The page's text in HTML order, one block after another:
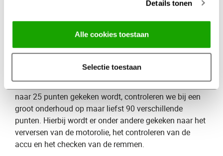
Details tonen
Alle cookies toestaan
Selectie toestaan
specialisten altijd een prijsopgave gemaakt. Hierdoor
weet je precies waar je aan toe bent!
Groot onderhoud
Naast een klein onderhoud bieden wij ook ​
groot onderhoud​. Waarbij er bij een klein onderhoud
naar 25 punten gekeken wordt, controleren we bij een
groot onderhoud op maar liefst 90 verschillende
punten. Hierbij wordt er onder andere gekeken naar het
verversen van de motorolie, het controleren van de
accu en het checken van de remmen.